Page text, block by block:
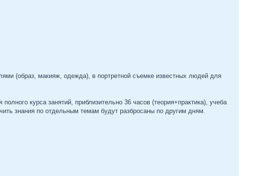
(образ, макияж, одежда), в портретной съемке известных людей для
курса занятий, приблизительно 36 часов (теория+практика), учеба
знания по отдельным темам будут разбросаны по другим дням.